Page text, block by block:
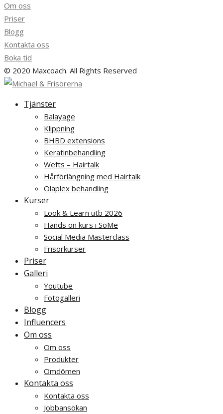
Om oss
Priser
Blogg
Kontakta oss
Boka tid
© 2020 Maxcoach. All Rights Reserved
Tjänster
Balayage
Klippning
BHBD extensions
Keratinbehandling
Wefts – Hairtalk
Hårförlängning med Hairtalk
Olaplex behandling
Kurser
Look & Learn utb 2026
Hands on kurs i SoMe
Social Media Masterclass
Frisörkurser
Priser
Galleri
Youtube
Fotogalleri
Blogg
Influencers
Om oss
Om oss
Produkter
Omdömen
Kontakta oss
Kontakta oss
Jobbansökan